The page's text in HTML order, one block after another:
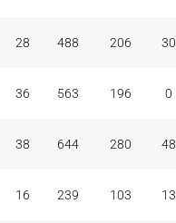
28 488 206 30
36 563 196 0
38 644 280 48
16 239 103 13